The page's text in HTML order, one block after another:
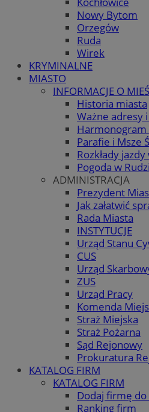
Nowy Bytom
Orzegów
Ruda
Wirek
KRYMINALNE
MIASTO
INFORMACJE O
Historia miasta
Ważne adresy
Parafie i Msze
Rozkłady
Pogoda w
ADMINISTRACJA
Prezydent
Jak załatwić
Rada Miasta
INSTYTUCJE
Urząd Stanu
CUS
Urząd
ZUS
Urząd Pracy
Komenda
Straż Miejska
Straż Pożarna
Sąd Rejonowy
Prokuratura
KATALOG FIRM
KATALOG FIRM
Dodaj firmę do
Ranking firm